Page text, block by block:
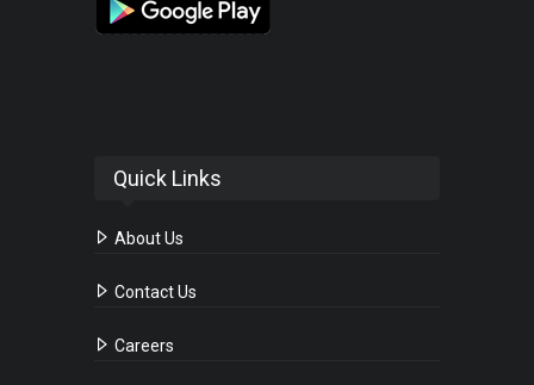
Quick Links
About Us
Contact Us
Careers